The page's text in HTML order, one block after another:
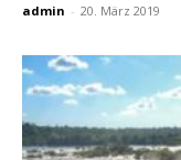
admin - 20. März 2019